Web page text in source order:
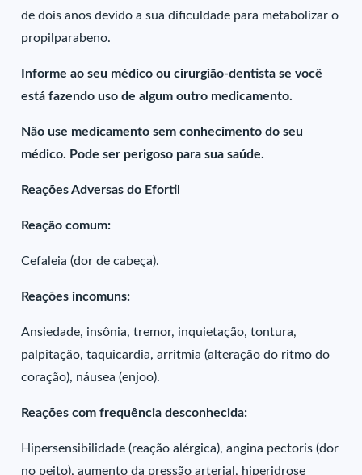
de dois anos devido a sua dificuldade para metabolizar o
propilparabeno.
Informe ao seu médico ou cirurgião-dentista se você
está fazendo uso de algum outro medicamento.
Não use medicamento sem conhecimento do seu
médico. Pode ser perigoso para sua saúde.
Reações Adversas do Efortil
Reação comum:
Cefaleia (dor de cabeça).
Reações incomuns:
Ansiedade, insônia, tremor, inquietação, tontura,
palpitação, taquicardia, arritmia (alteração do ritmo do
coração), náusea (enjoo).
Reações com frequência desconhecida:
Hipersensibilidade (reação alérgica), angina pectoris (dor
no peito), aumento da pressão arterial, hiperidrose